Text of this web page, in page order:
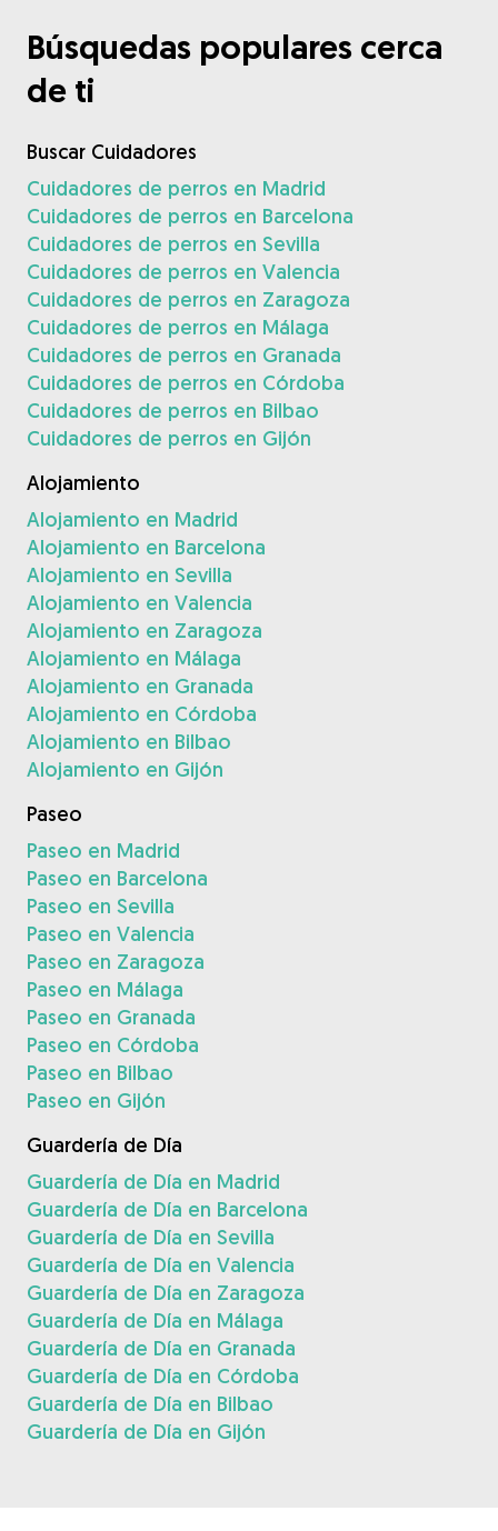
Búsquedas populares cerca
de ti
Buscar Cuidadores
Cuidadores de perros en Madrid
Cuidadores de perros en Barcelona
Cuidadores de perros en Sevilla
Cuidadores de perros en Valencia
Cuidadores de perros en Zaragoza
Cuidadores de perros en Málaga
Cuidadores de perros en Granada
Cuidadores de perros en Córdoba
Cuidadores de perros en Bilbao
Cuidadores de perros en Gijón
Alojamiento
Alojamiento en Madrid
Alojamiento en Barcelona
Alojamiento en Sevilla
Alojamiento en Valencia
Alojamiento en Zaragoza
Alojamiento en Málaga
Alojamiento en Granada
Alojamiento en Córdoba
Alojamiento en Bilbao
Alojamiento en Gijón
Paseo
Paseo en Madrid
Paseo en Barcelona
Paseo en Sevilla
Paseo en Valencia
Paseo en Zaragoza
Paseo en Málaga
Paseo en Granada
Paseo en Córdoba
Paseo en Bilbao
Paseo en Gijón
Guardería de Día
Guardería de Día en Madrid
Guardería de Día en Barcelona
Guardería de Día en Sevilla
Guardería de Día en Valencia
Guardería de Día en Zaragoza
Guardería de Día en Málaga
Guardería de Día en Granada
Guardería de Día en Córdoba
Guardería de Día en Bilbao
Guardería de Día en Gijón